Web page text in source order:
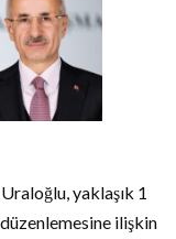
yaklaşık 1
ilişkin